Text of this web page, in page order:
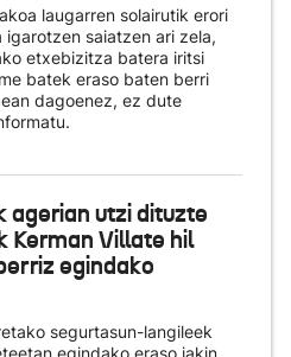
laugarren solairutik erori
saiatzen ari zela,
etxebizitza batera iritsi
batek eraso baten berri
dagoenez, ez dute
agerian utzi dituzte
Kerman Villate hil
egindako
segurtasun-langileek
egindako eraso jakin